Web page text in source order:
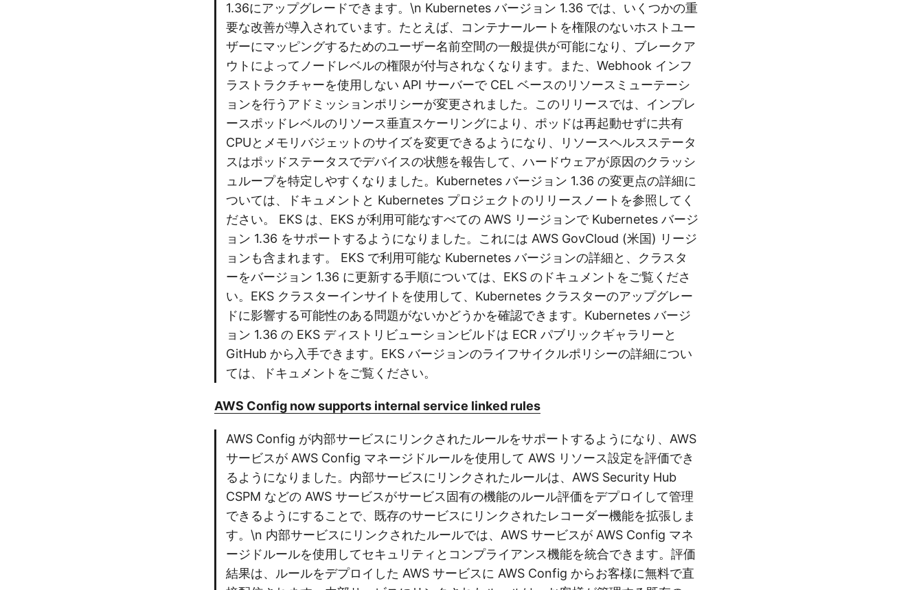
1.36にアップグレードできます。\n Kubernetes バージョン 1.36 では、いくつかの重
要な改善が導入されています。たとえば、コンテナールートを権限のないホストユー
ザーにマッピングするためのユーザー名前空間の一般提供が可能になり、ブレークア
ウトによってノードレベルの権限が付与されなくなります。また、Webhook インフ
ラストラクチャーを使用しない API サーバーで CEL ベースのリソースミューテーシ
ョンを行うアドミッションポリシーが変更されました。このリリースでは、インプレ
ースポッドレベルのリソース垂直スケーリングにより、ポッドは再起動せずに共有
CPUとメモリバジェットのサイズを変更できるようになり、リソースヘルスステータ
スはポッドステータスでデバイスの状態を報告して、ハードウェアが原因のクラッシ
ュループを特定しやすくなりました。Kubernetes バージョン 1.36 の変更点の詳細に
ついては、ドキュメントと Kubernetes プロジェクトのリリースノートを参照してく
ださい。 EKS は、EKS が利用可能なすべての AWS リージョンで Kubernetes バージ
ョン 1.36 をサポートするようになりました。これには AWS GovCloud (米国) リージ
ョンも含まれます。 EKS で利用可能な Kubernetes バージョンの詳細と、クラスタ
ーをバージョン 1.36 に更新する手順については、EKS のドキュメントをご覧くださ
い。EKS クラスターインサイトを使用して、Kubernetes クラスターのアップグレー
ドに影響する可能性のある問題がないかどうかを確認できます。Kubernetes バージ
ョン 1.36 の EKS ディストリビューションビルドは ECR パブリックギャラリーと
GitHub から入手できます。EKS バージョンのライフサイクルポリシーの詳細につい
ては、ドキュメントをご覧ください。
AWS Config now supports internal service linked rules
AWS Config が内部サービスにリンクされたルールをサポートするようになり、AWS
サービスが AWS Config マネージドルールを使用して AWS リソース設定を評価でき
るようになりました。内部サービスにリンクされたルールは、AWS Security Hub
CSPM などの AWS サービスがサービス固有の機能のルール評価をデプロイして管理
できるようにすることで、既存のサービスにリンクされたレコーダー機能を拡張しま
す。\n 内部サービスにリンクされたルールでは、AWS サービスが AWS Config マネ
ージドルールを使用してセキュリティとコンプライアンス機能を統合できます。評価
結果は、ルールをデプロイした AWS サービスに AWS Config からお客様に無料で直